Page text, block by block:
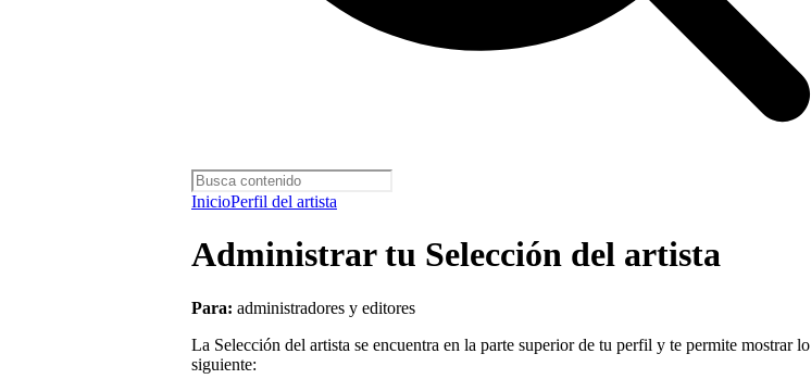
InicioPerfil del artista
Administrar tu Selección del artista
Para: administradores y editores
La Selección del artista se encuentra en la parte superior de tu perfil y te permite mostrar lo
siguiente: